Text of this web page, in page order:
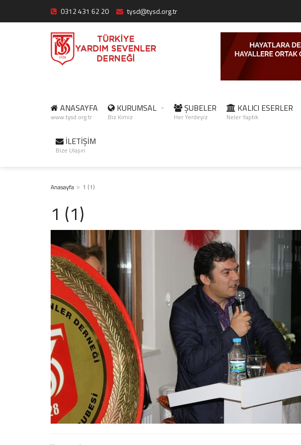
0312 431 62 20 tysd@tysd.org.tr
ANASAYFA
www.tysd.org.tr
KURUMSAL
Biz Kimiz
ŞUBELER
Her Yerdeyiz
KALICI ESERLER
Neler Yaptık
İLETİŞİM
Bize Ulaşın
Anasayfa 1 (1)
1 (1)